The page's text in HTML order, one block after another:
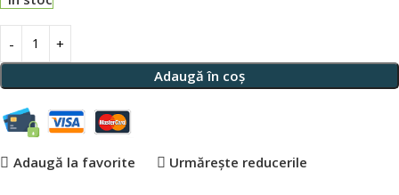
Adaugă în coș
Adaugă la favorite Urmărește reducerile